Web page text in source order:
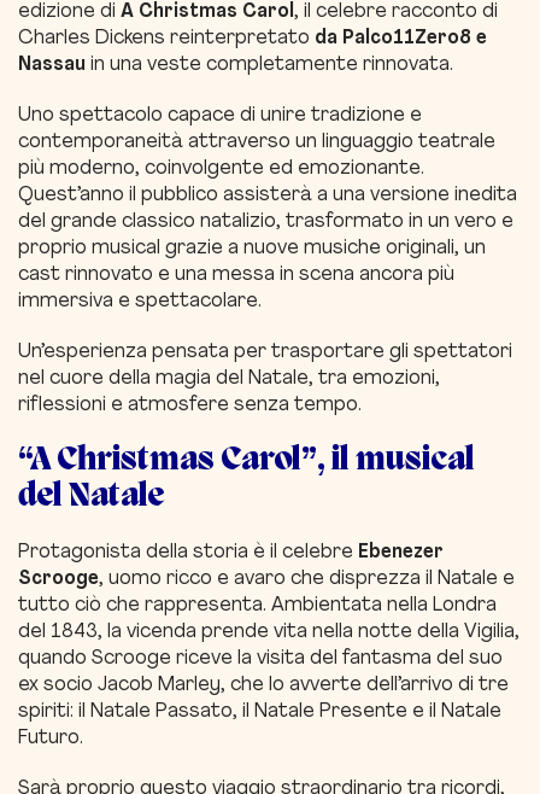
edizione di A Christmas Carol , il celebre racconto di
Charles Dickens reinterpretato da Palco11Zero8 e
Nassau in una veste completamente rinnovata.
Uno spettacolo capace di unire tradizione e
contemporaneità attraverso un linguaggio teatrale
più moderno, coinvolgente ed emozionante.
Quest’anno il pubblico assisterà a una versione inedita
del grande classico natalizio, trasformato in un vero e
proprio musical grazie a nuove musiche originali, un
cast rinnovato e una messa in scena ancora più
immersiva e spettacolare.
Un’esperienza pensata per trasportare gli spettatori
nel cuore della magia del Natale, tra emozioni,
riflessioni e atmosfere senza tempo.
“A Christmas Carol”, il musical
del Natale
Protagonista della storia è il celebre Ebenezer
Scrooge, uomo ricco e avaro che disprezza il Natale e
tutto ciò che rappresenta. Ambientata nella Londra
del 1843, la vicenda prende vita nella notte della Vigilia,
quando Scrooge riceve la visita del fantasma del suo
ex socio Jacob Marley, che lo avverte dell’arrivo di tre
spiriti: il Natale Passato, il Natale Presente e il Natale
Futuro.
Sarà proprio questo viaggio straordinario tra ricordi,